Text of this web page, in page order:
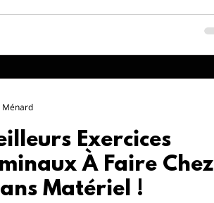
Exercices
À Faire Chez
Matériel !
Ménard